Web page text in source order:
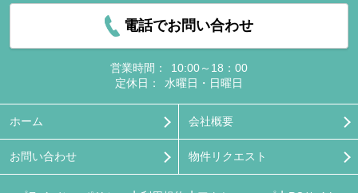
電話でお問い合わせ
営業時間：
10:00～18：00
定休日：
水曜日・日曜日
ホーム 会社概要
お問い合わせ 物件リクエスト